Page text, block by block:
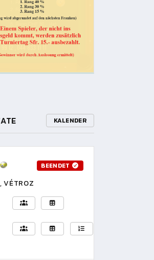
KALENDER
BEENDET
VÉTROZ